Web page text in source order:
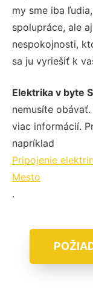
my sme iba
spolupráce, ale
nespokojnosti,
sa ju vyriešiť k
Elektrika v byte
nemusíte
viac informácií.
napríklad
Pripojenie
Mesto
.